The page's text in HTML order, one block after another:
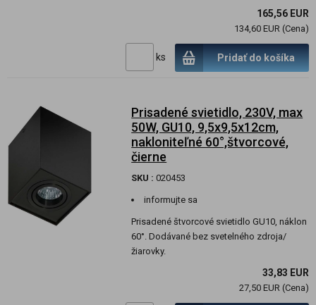
165,56 EUR
134,60 EUR (Cena)
ks Pridať do košíka
Prisadené svietidlo, 230V, max
50W, GU10, 9,5x9,5x12cm,
nakloniteľné 60°,štvorcové,
čierne
SKU : 020453
informujte sa
Prisadené štvorcové svietidlo GU10, náklon
60°. Dodávané bez svetelného zdroja/
žiarovky.
33,83 EUR
27,50 EUR (Cena)